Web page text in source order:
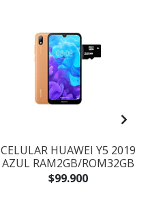
CELULAR HUAWEI Y5 2019
AZUL RAM2GB/ROM32GB
$99.900